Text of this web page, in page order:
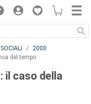
2000
del tempo
il caso della